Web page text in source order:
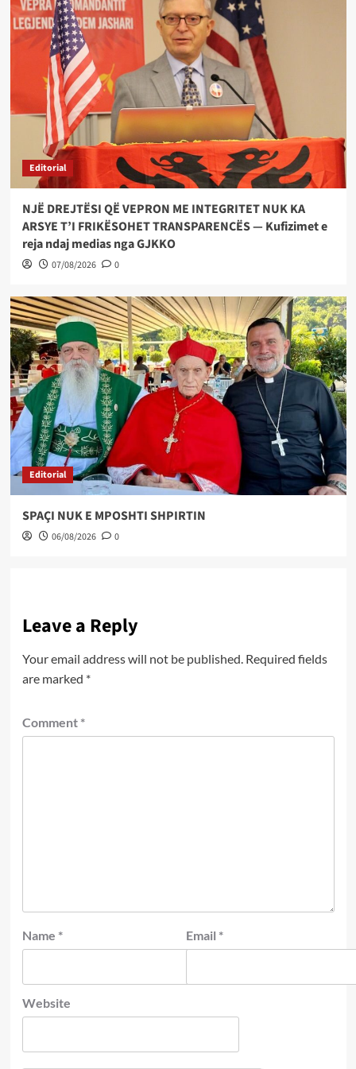
Editorial
NJË DREJTËSI QË VEPRON ME INTEGRITET NUK KA
ARSYE T’I FRIKËSOHET TRANSPARENCËS — Kufizimet e
reja ndaj medias nga GJKKO
07/08/2026 0
Editorial
SPAÇI NUK E MPOSHTI SHPIRTIN
06/08/2026 0
Leave a Reply
Your email address will not be published. Required fields
are marked *
Comment *
Name * Email *
Website